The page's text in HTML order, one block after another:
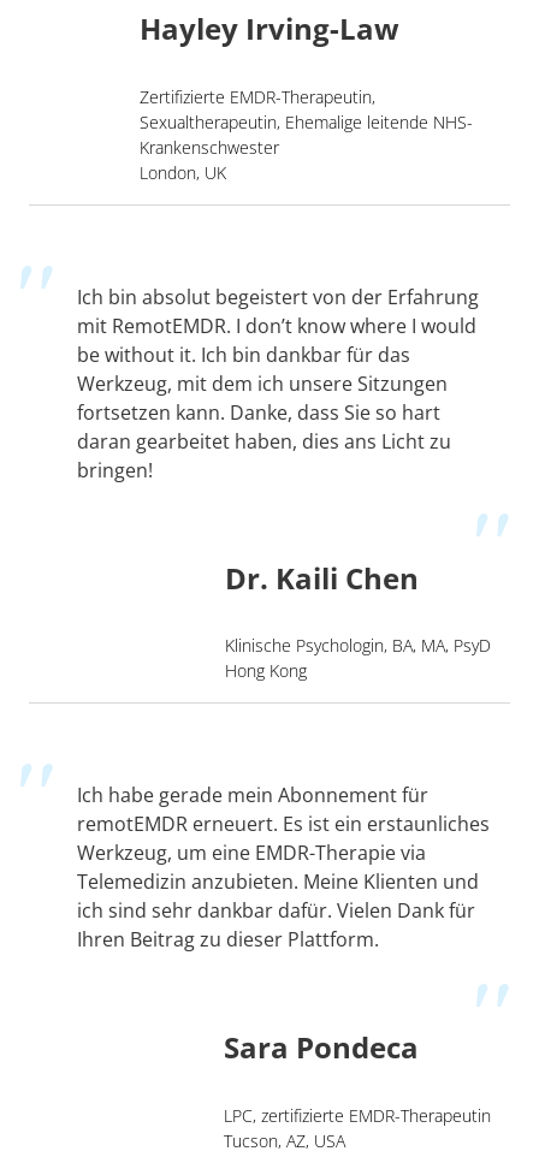
Hayley Irving-Law
Zertifizierte EMDR-Therapeutin,
Sexualtherapeutin, Ehemalige leitende NHS-
Krankenschwester
London, UK
Dr. Kaili Chen
Klinische Psychologin, BA, MA, PsyD
Hong Kong
Ich bin absolut begeistert von der Erfahrung
mit RemotEMDR. I don’t know where I would
be without it. Ich bin dankbar für das
Werkzeug, mit dem ich unsere Sitzungen
fortsetzen kann. Danke, dass Sie so hart
daran gearbeitet haben, dies ans Licht zu
bringen!
Sara Pondeca
LPC, zertifizierte EMDR-Therapeutin
Tucson, AZ, USA
Ich habe gerade mein Abonnement für
remotEMDR erneuert. Es ist ein erstaunliches
Werkzeug, um eine EMDR-Therapie via
Telemedizin anzubieten. Meine Klienten und
ich sind sehr dankbar dafür. Vielen Dank für
Ihren Beitrag zu dieser Plattform.